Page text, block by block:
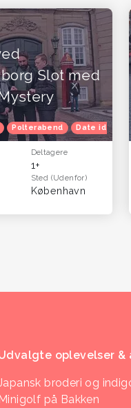
Slot med
Polterabend Date idéer
Deltagere
1+
Sted (Udenfor)
København
oplevelser
broderi og
Minigolf på Bakken